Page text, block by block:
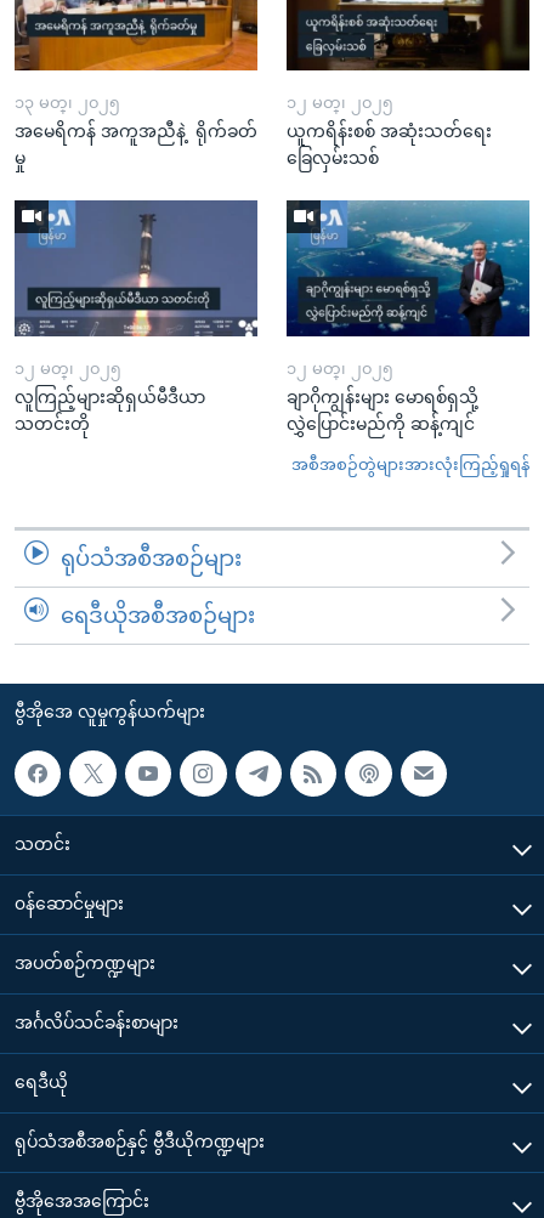
၁၃ မတ္၊ ၂၀၂၅
အမေရိကန် အကူအညီနဲ့ ရိုက်ခတ်
မှု
၁၂ မတ္၊ ၂၀၂၅
ယူကရိန်းစစ် အဆုံးသတ်ရေး
ခြေလှမ်းသစ်
၁၂ မတ္၊ ၂၀၂၅
လူကြည့်များဆိုရှယ်မီဒီယာ
သတင်းတို
၁၂ မတ္၊ ၂၀၂၅
ချာဂိုကျွန်းများ မောရစ်ရှသို့
လွှဲပြောင်းမည်ကို ဆန့်ကျင်
အစီအစဉ်တွဲများအားလုံးကြည့်ရှုရန်
ရုပ်သံအစီအစဉ်များ
ရေဒီယိုအစီအစဉ်များ
ဗွီအိုအေ လူမှုကွန်ယက်များ
သတင်း
၀န်ဆောင်မှုများ
အပတ်စဉ်ကဏ္ဍများ
အင်္ဂလိပ်သင်ခန်းစာများ
ရေဒီယို
ရုပ်သံအစီအစဉ်နှင့် ဗွီဒီယိုကဏ္ဍများ
ဗွီအိုအေအကြောင်း